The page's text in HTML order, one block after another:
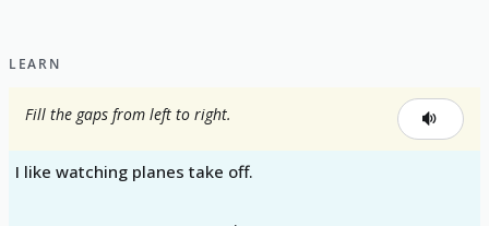
LEARN
Fill the gaps from left to right.
I like watching planes take off.
_____ _____ _____ _____ _____ _____.